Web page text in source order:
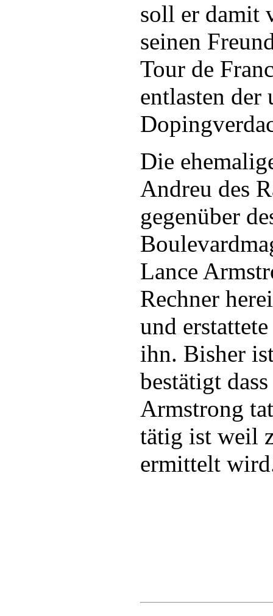
soll er damit
seinen
Tour de
entlasten der
Die
Andreu des
gegenüber
Lance
Rechner
und
ihn. Bisher
bestätigt
Armstrong
tätig ist weil
ermittelt